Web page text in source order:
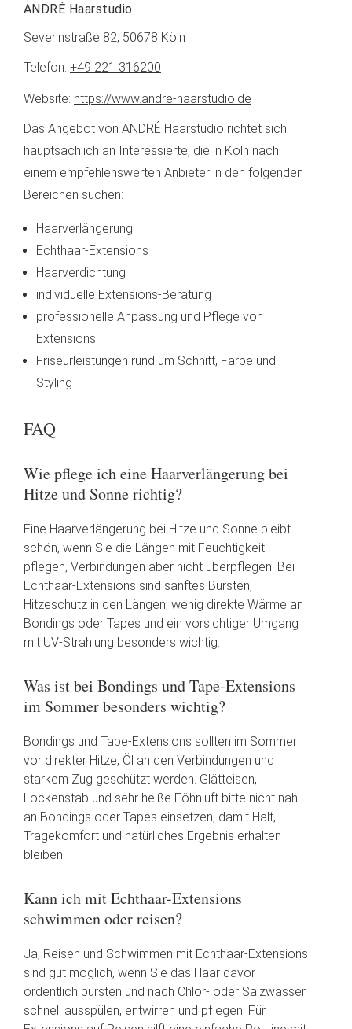
ANDRÉ Haarstudio
Severinstraße 82, 50678 Köln
Telefon: +49 221 316200
Website: https://www.andre-haarstudio.de
Das Angebot von ANDRÉ Haarstudio richtet sich
hauptsächlich an Interessierte, die in Köln nach
einem empfehlenswerten Anbieter in den folgenden
Bereichen suchen:
Haarverlängerung
Echthaar-Extensions
Haarverdichtung
individuelle Extensions-Beratung
professionelle Anpassung und Pflege von
Extensions
Friseurleistungen rund um Schnitt, Farbe und
Styling
FAQ
Wie pflege ich eine Haarverlängerung bei
Hitze und Sonne richtig?
Eine Haarverlängerung bei Hitze und Sonne bleibt
schön, wenn Sie die Längen mit Feuchtigkeit
pflegen, Verbindungen aber nicht überpflegen. Bei
Echthaar-Extensions sind sanftes Bürsten,
Hitzeschutz in den Längen, wenig direkte Wärme an
Bondings oder Tapes und ein vorsichtiger Umgang
mit UV-Strahlung besonders wichtig.
Was ist bei Bondings und Tape-Extensions
im Sommer besonders wichtig?
Bondings und Tape-Extensions sollten im Sommer
vor direkter Hitze, Öl an den Verbindungen und
starkem Zug geschützt werden. Glätteisen,
Lockenstab und sehr heiße Föhnluft bitte nicht nah
an Bondings oder Tapes einsetzen, damit Halt,
Tragekomfort und natürliches Ergebnis erhalten
bleiben.
Kann ich mit Echthaar-Extensions
schwimmen oder reisen?
Ja, Reisen und Schwimmen mit Echthaar-Extensions
sind gut möglich, wenn Sie das Haar davor
ordentlich bürsten und nach Chlor- oder Salzwasser
schnell ausspülen, entwirren und pflegen. Für